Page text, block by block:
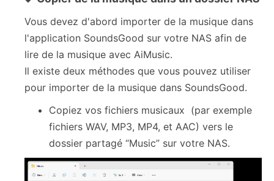
Vous devez d'abord importer de la musique dans
l'application SoundsGood sur votre NAS afin de
lire de la musique avec AiMusic.
Il existe deux méthodes que vous pouvez utiliser
pour importer de la musique dans SoundsGood.
Copiez vos fichiers musicaux (par exemple
fichiers WAV, MP3, MP4, et AAC) vers le
dossier partagé “Music” sur votre NAS.